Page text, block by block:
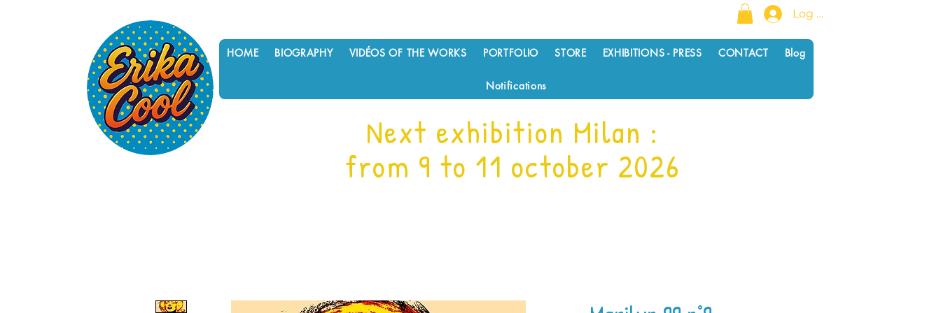
Log In
HOME BIOGRAPHY VIDÉOS OF THE WORKS PORTFOLIO STORE EXHIBITIONS - PRESS CONTACT Blog
Notifications
Next exhibition Milan :
from 9 to 11 october 2026